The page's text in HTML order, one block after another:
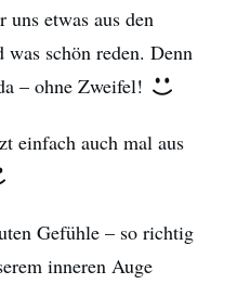
etwas aus den
schön reden. Denn
– ohne Zweifel!
einfach auch mal aus
Gefühle – so richtig
inneren Auge